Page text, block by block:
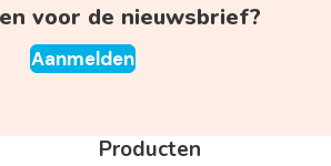
voor de nieuwsbrief?
Aanmelden
Producten